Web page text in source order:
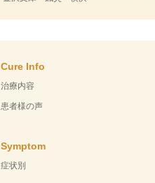
Cure Info
治療内容
患者様の声
Symptom
症状別